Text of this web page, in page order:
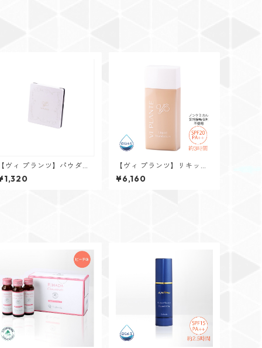
ヴィ プランツ】パウダー
ークス専用コンパクトケ
ス
【ヴィ プランツ】リキッド
ファンデーション(ベージュ)
¥6,160